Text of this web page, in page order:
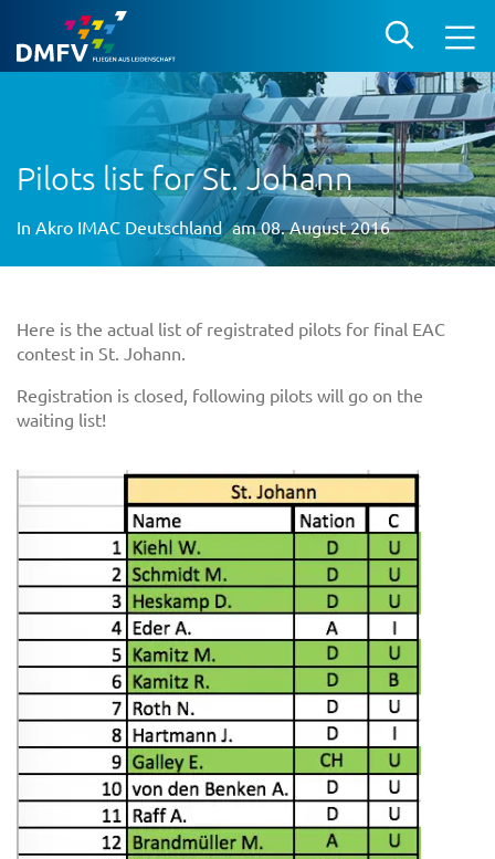
Pilots list for St. Johann
In Akro IMAC Deutschland am 08. August 2016
Here is the actual list of registrated pilots for final EAC
contest in St. Johann.
Registration is closed, following pilots will go on the
waiting list!